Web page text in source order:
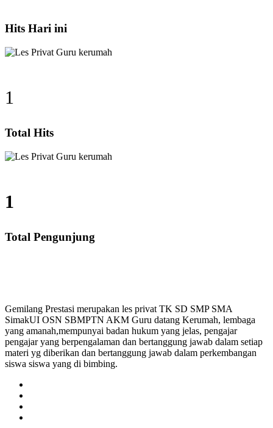
Hits Hari ini
1
Total Hits
1
Total Pengunjung
Gemilang Prestasi merupakan les privat TK SD SMP SMA
SimakUI OSN SBMPTN AKM Guru datang Kerumah, lembaga
yang amanah,mempunyai badan hukum yang jelas, pengajar
pengajar yang berpengalaman dan bertanggung jawab dalam setiap
materi yg diberikan dan bertanggung jawab dalam perkembangan
siswa siswa yang di bimbing.